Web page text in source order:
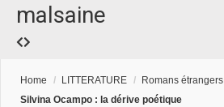
malsaine
Home / LITTERATURE / Romans étrangers
Silvina Ocampo : la dérive poétique